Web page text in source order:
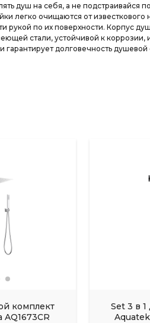
душ на себя, а не подстраивайся
легко очищаются от известкового
рукой по их поверхности. Корпус
стали, устойчивой к коррозии,
гарантирует долговечность душевой
комплект
Set 3 в